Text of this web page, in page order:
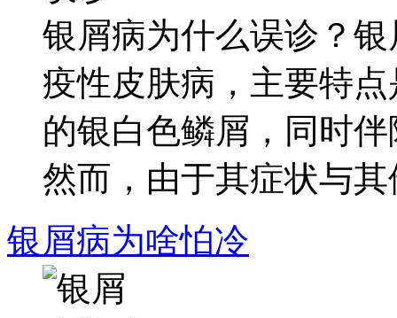
银屑病为什么误诊？
疫性皮肤病，主要特
的银白色鳞屑，同时
然而，由于其症状与其
银屑病为啥怕冷